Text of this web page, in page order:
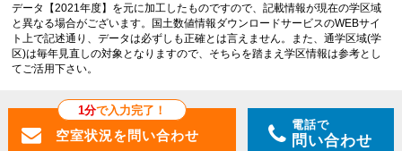
データ【2021年度】を元に加工したものですので、記載情報が現在の学区域
と異なる場合がございます。国土数値情報ダウンロードサービスのWEBサイ
ト上で記述通り、データは必ずしも正確とは言えません。また、通学区域(学
区)は毎年見直しの対象となりますので、そちらを踏まえ学区情報は参考とし
てご活用下さい。
1分で入力完了！
電話で
問い合わせ